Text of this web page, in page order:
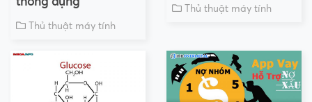
Thủ thuật máy tính
Thủ thuật máy tính